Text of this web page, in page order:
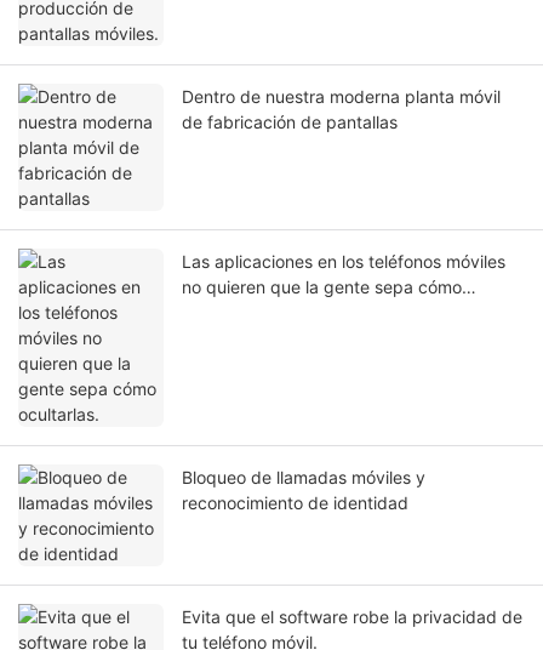
Dentro de nuestra moderna planta móvil
de fabricación de pantallas
Las aplicaciones en los teléfonos móviles
no quieren que la gente sepa cómo
Bloqueo de llamadas móviles y
reconocimiento de identidad
Evita que el software robe la privacidad de
tu teléfono móvil.